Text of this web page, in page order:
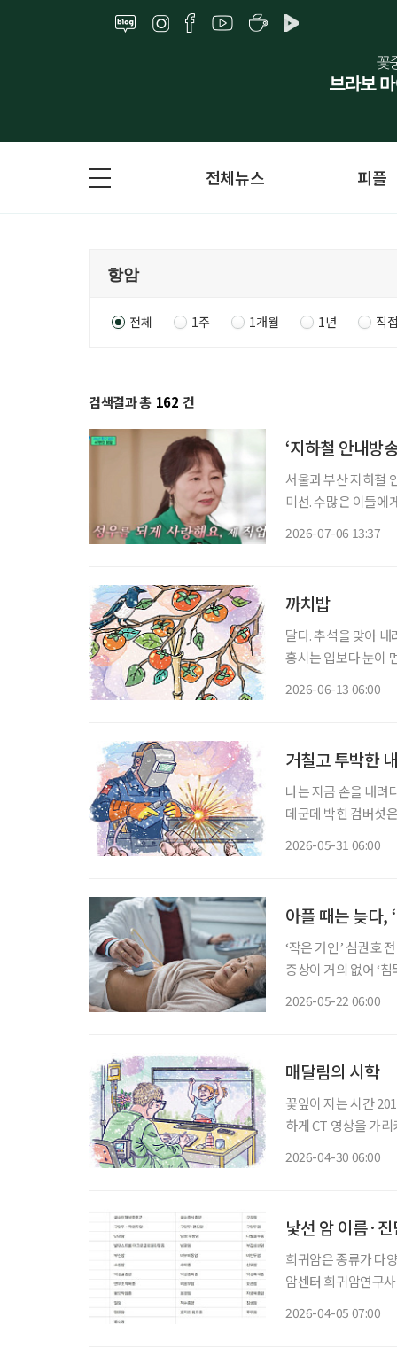
전체뉴스 피플
전체 1주 1개월 1년 직
검색결과 총 162 건
‘지하철 안내방
서울과 부산 지하철
미선. 수많은 이들에
2026-07-06 13:37
까치밥
달다. 추석을 맞아
홍시는 입보다 눈이
2026-06-13 06:00
거칠고 투박한
나는 지금 손을 내려
데군데 박힌 검버섯
2026-05-31 06:00
아플 때는 늦다,
‘작은 거인’ 심권호
증상이 거의 없어 ‘
2026-05-22 06:00
매달림의 시학
꽃잎이 지는 시간 2018년 겨울, 어머니는 인후암 말기 진단을 받으셨다. 의사 선생님은 차분
하게 CT 영상을 가
2026-04-30 06:00
낯선 암 이름·
희귀암은 종류가 다
암센터 희귀암연구
2026-04-05 07:00